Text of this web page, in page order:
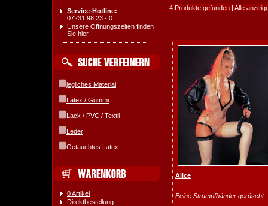
Service-Hotline:
07231 98 23 - 0
Unsere Öffnungszeiten finden
Sie hier.
jegliches Material
Latex / Gummi
Lack / PVC / Textil
Leder
Getauchtes Latex
0 Artikel
Direktbestellung
4 Produkte gefunden | Alle
Alice
Feine Strumpfbänder gerüscht